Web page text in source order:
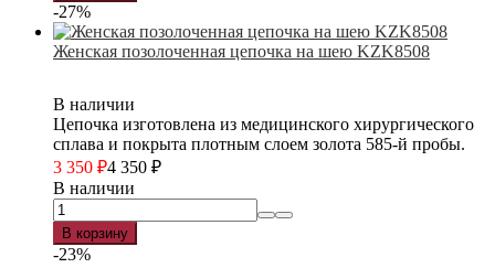
-27%
Женская позолоченная цепочка на шею KZK8508
В наличии
Цепочка изготовлена из медицинского хирургического
сплава и покрыта плотным слоем золота 585-й пробы.
3 350 ₽4 350 ₽
В наличии
В корзину
-23%